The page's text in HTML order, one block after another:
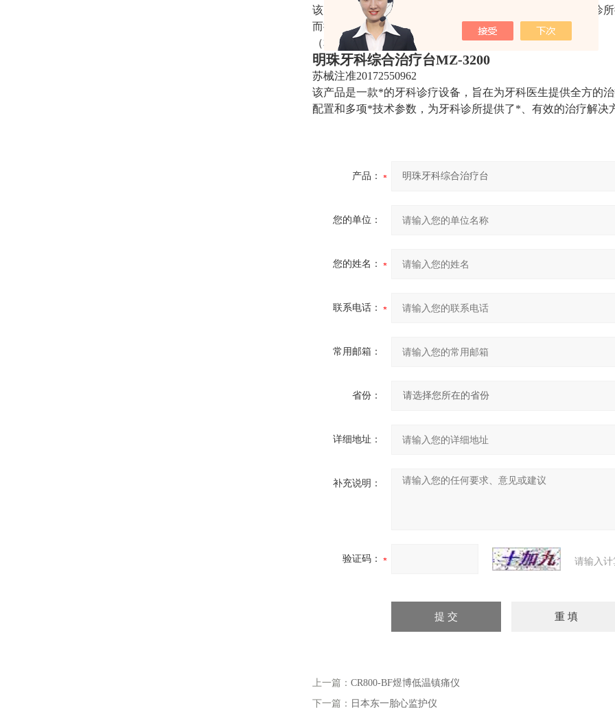
该产品凭借其丰富的标准配置和*的技术参数，旨在为牙科诊
而提升了医生的诊疗效率，改善了患者的就诊体验。
（本文由AI与我司小编共同创作）
明珠牙科综合治疗台MZ-3200
苏械注准20172550962
该产品是一款*的牙科诊疗设备，旨在为牙科医生提供全方的
配置和多项*技术参数，为牙科诊所提供了*、有效的治疗解决
产品：
您的单位：
您的姓名：
联系电话：
常用邮箱：
省份：
详细地址：
补充说明：
验证码： 请输入
上一篇： CR800-BF煜博低温镇痛仪
下一篇： 日本东一胎心监护仪